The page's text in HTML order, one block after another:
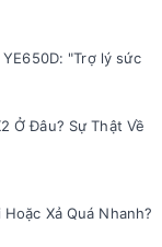
"Trợ lý sức
Ở Đâu? Sự Thật Về
Xả Quá Nhanh?